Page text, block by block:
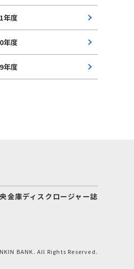
年度
年度
年度
金庫ディスクロージャー誌
BANK. All Rights Reserved.